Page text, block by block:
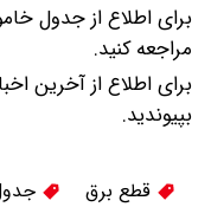
برای اطلاع از جدول
مراجعه کنید.
برای اطلاع از آخرین
بپیوندید.
قطع برق